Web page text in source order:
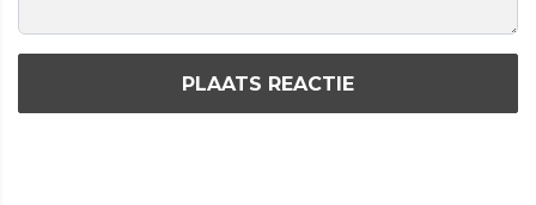
PLAATS REACTIE